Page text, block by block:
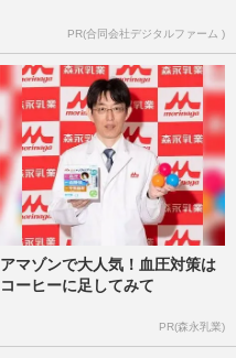
PR(合同会社デジタルファーム )
アマゾンで大人気！血圧対策は
コーヒーに足してみて
PR(森永乳業)